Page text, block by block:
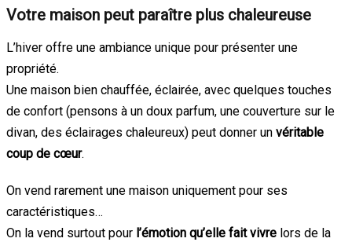
Votre maison peut paraître plus chaleureuse
L’hiver offre une ambiance unique pour présenter une
propriété.
Une maison bien chauffée, éclairée, avec quelques touches
de confort (pensons à un doux parfum, une couverture sur le
divan, des éclairages chaleureux) peut donner un véritable
coup de cœur.
On vend rarement une maison uniquement pour ses
caractéristiques…
On la vend surtout pour l’émotion qu’elle fait vivre lors de la